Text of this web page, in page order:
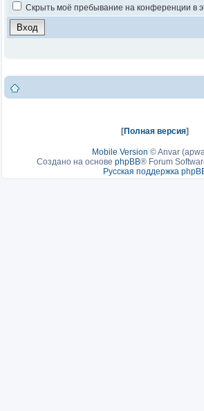
Скрыть моё пребывание на конференции в
[Полная версия]
Mobile Version ©Anvar
Создано на основе phpBB® Forum
Русская поддержка